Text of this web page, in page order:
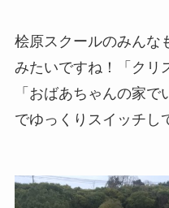
桧原スクールのみんな
みたいですね！「クリ
「おばあちゃんの家
でゆっくりスイッチし